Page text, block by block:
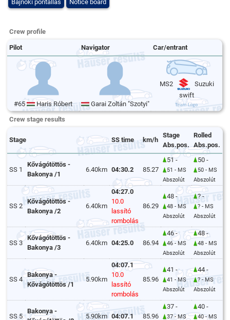
Bajnoki pontállás
Notice board
Crew profile
Pilot Navigator Car/entrant
#65 Haris Róbert Garai Zoltán "Szotyi"
MS2
Suzuki
swift
Crew stage results
Stage SS time km/h
Stage
Abs.pos.
Rolled
Abs.pos.
SS 1
Kővágótöttös -
Bakonya /1
6.40km 04:30.2 85.27
51 -
51 - MS
Abszolút
50 -
50 - MS
Abszolút
SS 2
Kővágótöttös -
Bakonya /2
6.40km
04:27.0
10.0
lassító
rombolás
86.29
48 -
48 - MS
Abszolút
? -
? - MS
Abszolút
SS 3
Kővágótöttös -
Bakonya /3
6.40km 04:25.0 86.94
46 -
46 - MS
Abszolút
48 -
48 - MS
Abszolút
SS 4
Bakonya -
Kővágótöttös /1
5.90km
04:07.1
10.0
lassító
rombolás
85.96
41 -
41 - MS
Abszolút
44 -
? - MS
Abszolút
SS 5
Bakonya -
5.90km 04:07.1 85.96
37 -
37 - MS
40 -
40 - MS